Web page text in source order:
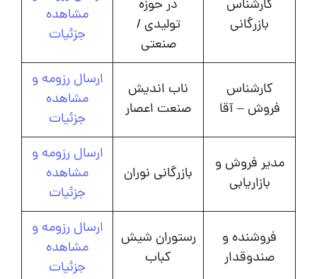
کارشناس
بازرگانی
در حوزه
تولیدی /
صنعتی
مشاهده
جزئیات
کارشناس
فروش – آقا
ناب اندیش
صنعت اعصار
ارسال رزومه و
مشاهده
جزئیات
مدیر فروش و
بازاریابی
بازرگانی نوران
ارسال رزومه و
مشاهده
جزئیات
فروشنده و
صندوقدار
رستوران شیش
کباب
ارسال رزومه و
مشاهده
جزئیات